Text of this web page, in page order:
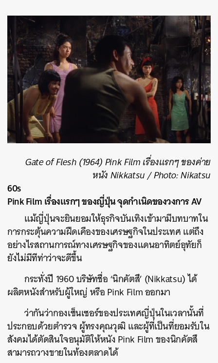
Gate of Flesh (1964) Pink Film เรื่องแรกๆ ของค่าย
หนัง Nikkatsu / Photo: Nikatsu
60s
Pink Film เรื่องแรกๆ ของญี่ปุ่น จุดกำเนิดของวงการ AV
แม้ญี่ปุ่นจะยินยอมให้ธุรกิจบันเทิงเข้ามามีบทบาทใน
การกระตุ้นความฝืดเคืองของเศรษฐกิจในประเทศ แต่ถึง
อย่างไรสถานการณ์ทางเศรษฐกิจของแดนอาทิตย์อุทัยก็
ยังไม่มีทีท่าว่าจะดีขึ้น
กระทั่งปี 1960 บริษัทชื่อ ‘นิกคัตสึ’ (Nikkatsu) ได้
ผลิตหนังสำหรับผู้ใหญ่ หรือ Pink Film ออกมา
ว่ากันว่ากองเซ็นเซอร์ของประเทศญี่ปุ่นในเวลานั้นที่
ประกอบด้วยตำรวจ ผู้ทรงคุณวุฒิ และผู้ที่เป็นที่ยอมรับใน
สังคมได้ตัดสินใจอนุมัติให้หนัง Pink Film ของนิกคัตสึ
สามารถวางขายในท้องตลาดได้